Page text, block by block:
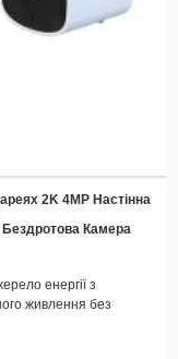
2K 4MP Настінна
Камера
енергії з
живлення без
через Wi-Fi з